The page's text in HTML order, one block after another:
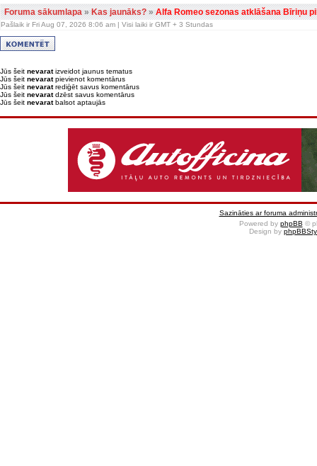
Foruma sākumlapa»Kas jaunāks?»Alfa Romeo sezonas atklāšana Bīriņu
Pašlaik ir Fri Aug 07, 2026 8:06 am | Visi laiki ir GMT + 3 Stundas
Jūs šeit nevaratizveidot jaunus tematus
Jūs šeit nevaratpievienot komentārus
Jūs šeit nevaratrediģēt savus komentārus
Jūs šeit nevaratdzēst savus komentārus
Jūs šeit nevaratbalsot aptaujās
Sazināties ar foruma
Powered by phpBB ©
Design by